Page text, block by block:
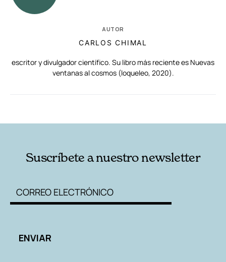
AUTOR
CARLOS CHIMAL
escritor y divulgador científico. Su libro más reciente es Nuevas
ventanas al cosmos (loqueleo, 2020).
Suscríbete a nuestro newsletter